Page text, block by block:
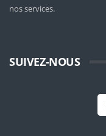
nos services.
SUIVEZ-NOUS